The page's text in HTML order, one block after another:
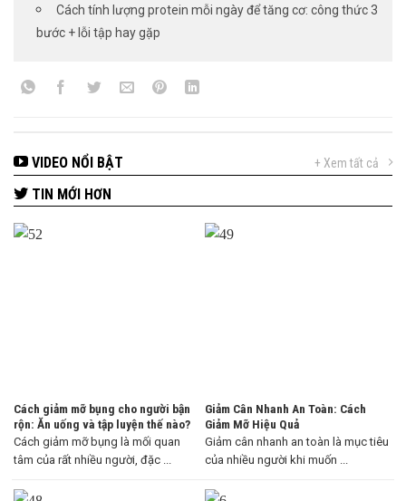
Cách tính lượng protein mỗi ngày để tăng cơ: công thức 3
bước + lỗi tập hay gặp
VIDEO NỔI BẬT + Xem tất cả
TIN MỚI HƠN
Cách giảm mỡ bụng cho người bận
rộn: Ăn uống và tập luyện thế nào?
Cách giảm mỡ bụng là mối quan
tâm của rất nhiều người, đặc ...
Giảm Cân Nhanh An Toàn: Cách
Giảm Mỡ Hiệu Quả
Giảm cân nhanh an toàn là mục tiêu
của nhiều người khi muốn ...